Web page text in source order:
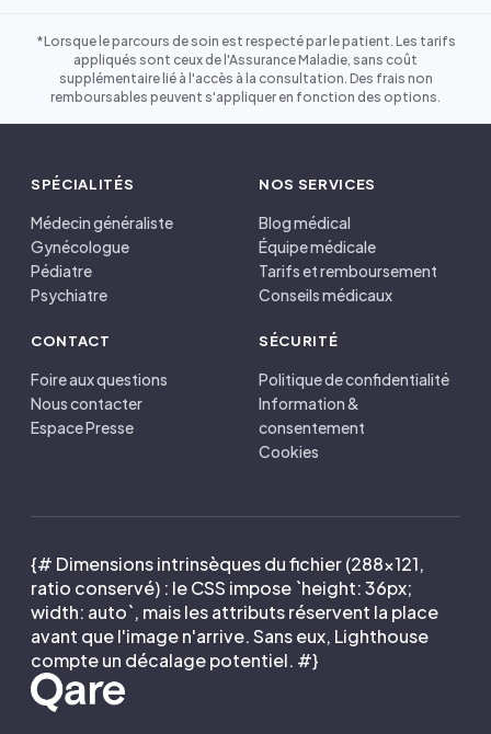
*Lorsque le parcours de soin est respecté par le patient. Les tarifs
appliqués sont ceux de l'Assurance Maladie, sans coût
supplémentaire lié à l'accès à la consultation. Des frais non
remboursables peuvent s'appliquer en fonction des options.
SPÉCIALITÉS
Médecin généraliste
Gynécologue
Pédiatre
Psychiatre
NOS SERVICES
Blog médical
Équipe médicale
Tarifs et remboursement
Conseils médicaux
CONTACT
Foire aux questions
Nous contacter
Espace Presse
SÉCURITÉ
Politique de confidentialité
Information &
consentement
Cookies
{# Dimensions intrinsèques du fichier (288×121,
ratio conservé) : le CSS impose `height: 36px;
width: auto`, mais les attributs réservent la place
avant que l'image n'arrive. Sans eux, Lighthouse
compte un décalage potentiel. #}